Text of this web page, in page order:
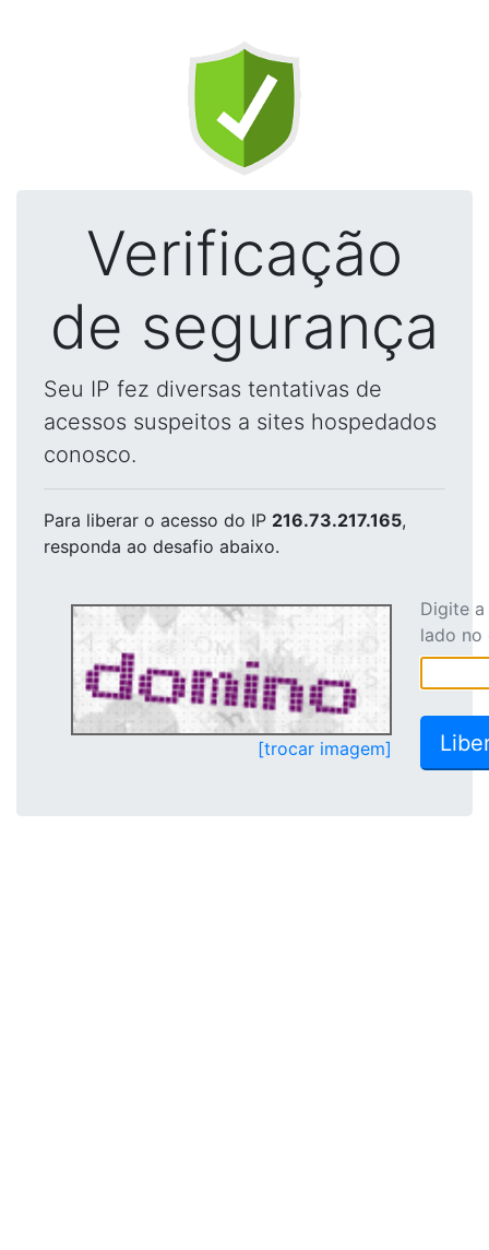
Verificação
de segurança
Seu IP fez diversas tentativas de
acessos suspeitos a sites hospedados
conosco.
Para liberar o acesso do IP 216.73.217.165,
responda ao desafio abaixo.
[trocar imagem]
Digite
lado no